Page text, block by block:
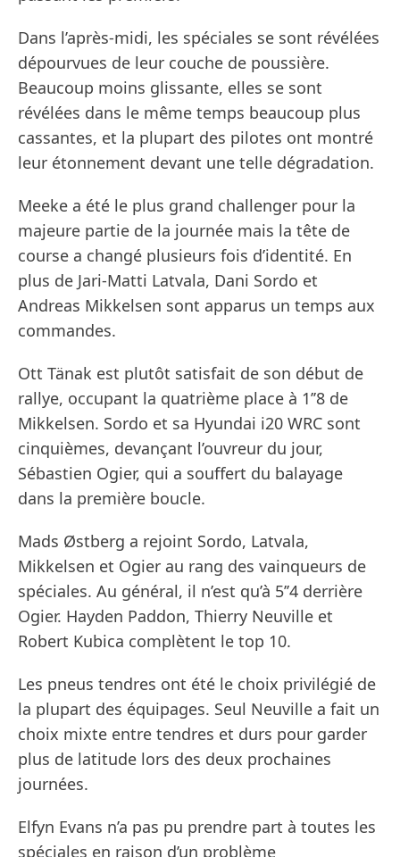
Dans l’après-midi, les spéciales se sont révélées
dépourvues de leur couche de poussière.
Beaucoup moins glissante, elles se sont
révélées dans le même temps beaucoup plus
cassantes, et la plupart des pilotes ont montré
leur étonnement devant une telle dégradation.
Meeke a été le plus grand challenger pour la
majeure partie de la journée mais la tête de
course a changé plusieurs fois d’identité. En
plus de Jari-Matti Latvala, Dani Sordo et
Andreas Mikkelsen sont apparus un temps aux
commandes.
Ott Tänak est plutôt satisfait de son début de
rallye, occupant la quatrième place à 1’’8 de
Mikkelsen. Sordo et sa Hyundai i20 WRC sont
cinquièmes, devançant l’ouvreur du jour,
Sébastien Ogier, qui a souffert du balayage
dans la première boucle.
Mads Østberg a rejoint Sordo, Latvala,
Mikkelsen et Ogier au rang des vainqueurs de
spéciales. Au général, il n’est qu’à 5’’4 derrière
Ogier. Hayden Paddon, Thierry Neuville et
Robert Kubica complètent le top 10.
Les pneus tendres ont été le choix privilégié de
la plupart des équipages. Seul Neuville a fait un
choix mixte entre tendres et durs pour garder
plus de latitude lors des deux prochaines
journées.
Elfyn Evans n’a pas pu prendre part à toutes les
spéciales en raison d’un problème